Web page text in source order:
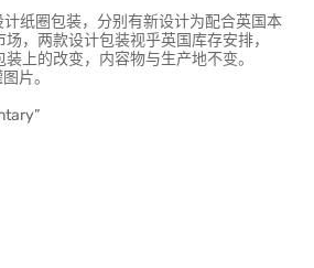
纸圈包装，分别有新设计为配合英国本
，两款设计包装视乎英国库存安排，
上的改变，内容物与生产地不变。
片。